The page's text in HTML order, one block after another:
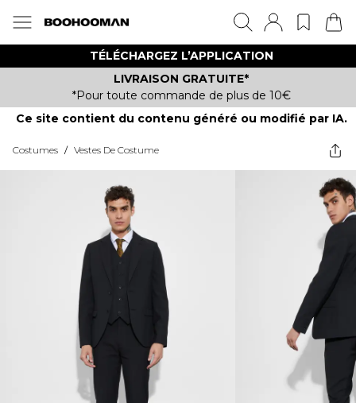
TÉLÉCHARGEZ L’APPLICATION
LIVRAISON GRATUITE*
*Pour toute commande de plus de 10€
Ce site contient du contenu généré ou modifié par IA.
Costumes / Vestes De Costume